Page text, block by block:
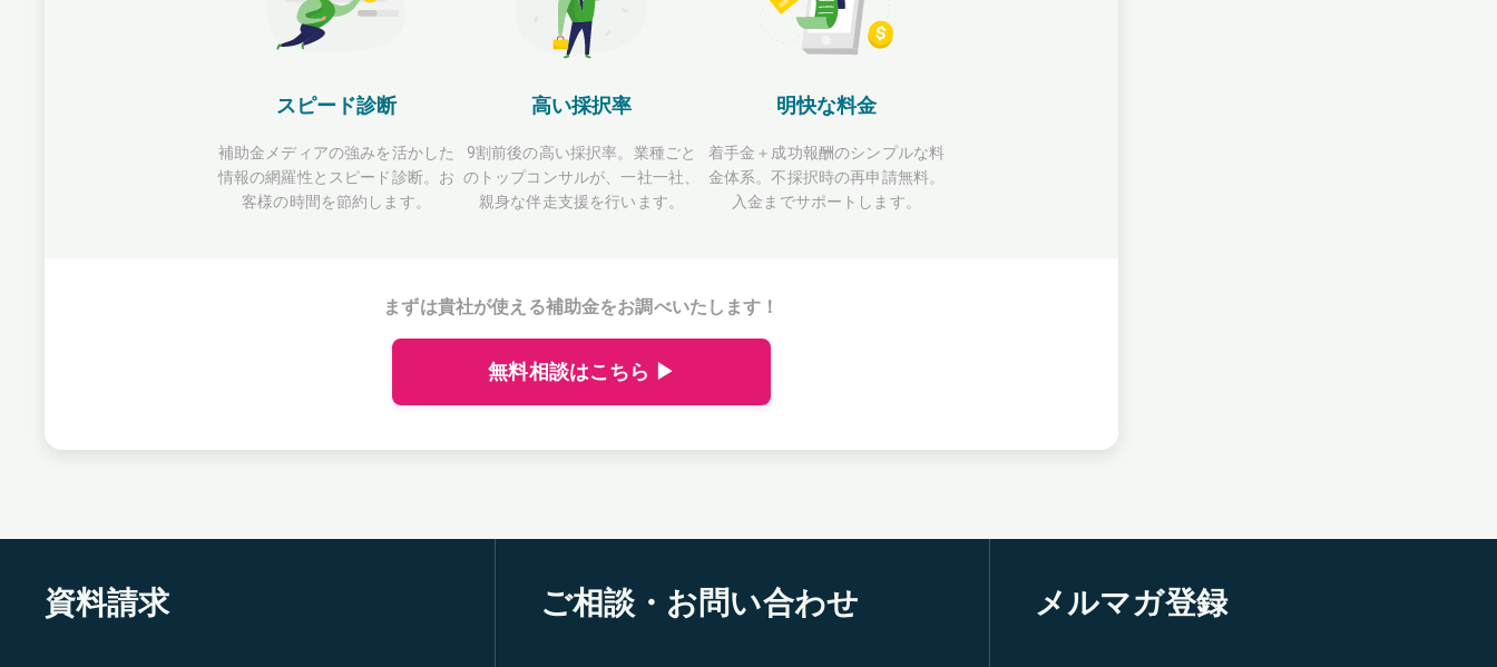
スピード診断
補助金メディアの強みを活かした
情報の網羅性とスピード診断。お
客様の時間を節約します。
高い採択率
9割前後の高い採択率。業種ごと
のトップコンサルが、一社一社、
親身な伴走支援を行います。
明快な料金
着手金＋成功報酬のシンプルな料
金体系。不採択時の再申請無料。
入金までサポートします。
まずは貴社が使える補助金をお調べいたします！
無料相談はこちら ▶
資料請求 ご相談・お問い合わせ メルマガ登録